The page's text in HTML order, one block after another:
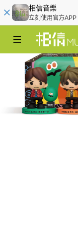
相信音樂
立刻使用官方APP